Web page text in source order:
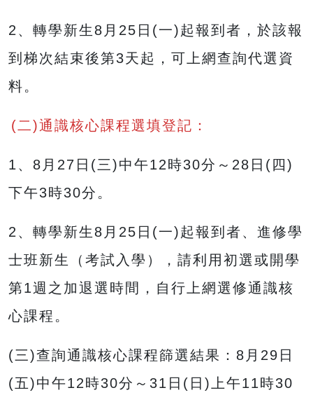
2、轉學新生8月25日(一)起報到者，於該報
到梯次結束後第3天起，可上網查詢代選資
料。
(二)通識核心課程選填登記：
1、8月27日(三)中午12時30分～28日(四)
下午3時30分。
2、轉學新生8月25日(一)起報到者、進修學
士班新生（考試入學），請利用初選或開學
第1週之加退選時間，自行上網選修通識核
心課程。
(三)查詢通識核心課程篩選結果：8月29日
(五)中午12時30分～31日(日)上午11時30